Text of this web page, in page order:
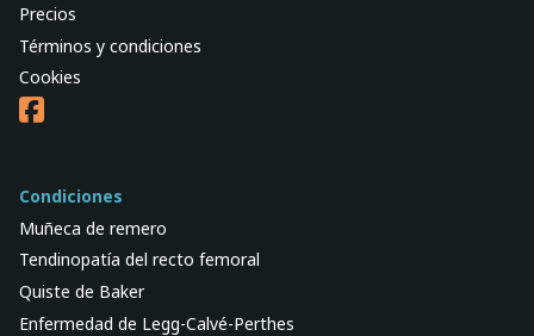
Precios
Términos y condiciones
Cookies
Condiciones
Muñeca de remero
Tendinopatía del recto femoral
Quiste de Baker
Enfermedad de Legg-Calvé-Perthes